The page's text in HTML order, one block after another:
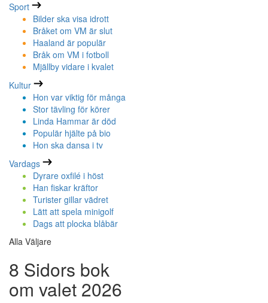
Sport
Bilder ska visa idrott
Bråket om VM är slut
Haaland är populär
Bråk om VM i fotboll
Mjällby vidare i kvalet
Kultur
Hon var viktig för många
Stor tävling för körer
Linda Hammar är död
Populär hjälte på bio
Hon ska dansa i tv
Vardags
Dyrare oxfilé i höst
Han fiskar kräftor
Turister gillar vädret
Lätt att spela minigolf
Dags att plocka blåbär
Alla Väljare
8 Sidors bok
om valet 2026